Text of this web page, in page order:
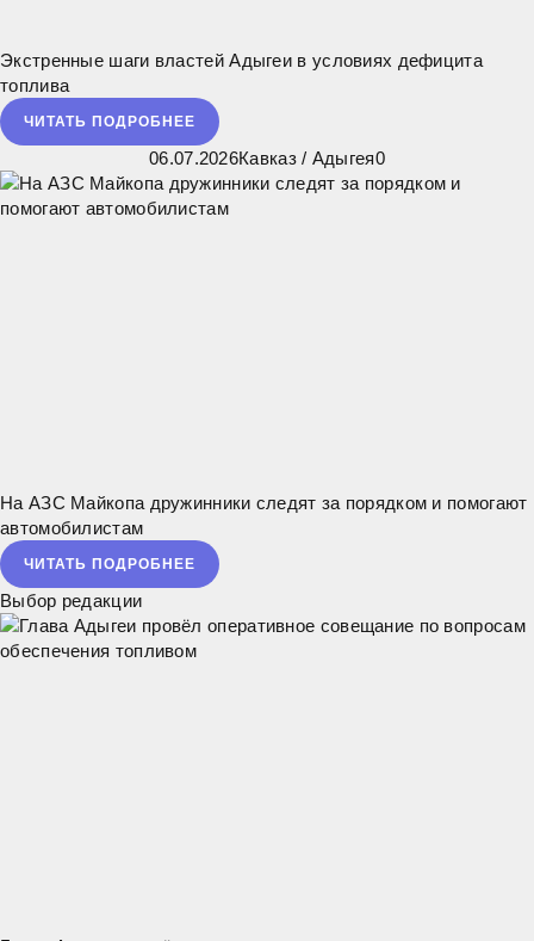
Экстренные шаги властей Адыгеи в условиях дефицита
топлива
ЧИТАТЬ ПОДРОБНЕЕ
06.07.2026Кавказ/ Адыгея0
На АЗС Майкопа дружинники следят за порядком и помогают
автомобилистам
ЧИТАТЬ ПОДРОБНЕЕ
Выбор редакции